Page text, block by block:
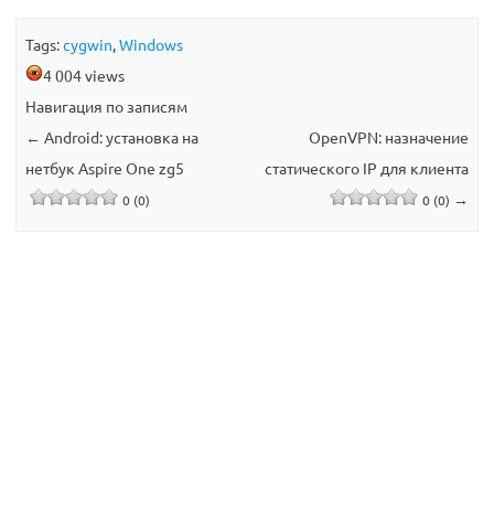
Tags:cygwin,Windows
4 004 views
Навигация по записям
← Android: установка на
нетбук Aspire One zg5
0 (0)
OpenVPN: назначение
статического IP для клиента
0 (0) →